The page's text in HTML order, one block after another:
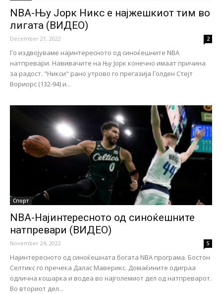
NBA-Њу Јорк Никс е најжешкиот тим во
лигата (ВИДЕО)
December 21, 2022 2
Го издвојуваме најинтересното од синоќешните NBA
натпревари. Навивачите на Њу Јорк конечно имаат причина
за радост. "Никси" рано утрово го прегазија Голден Стејт
Вориорс (132-94) и...
Спорт
NBA-Најинтересното од синоќешните
натпревари (ВИДЕО)
November 24, 2022 5
Најинтересното од синоќешната богата NBA програма. Бостон
Селтикс го пречека Далас Маверикс. Домаќините одиграа
одлична кошарка и водеа во најголемиот дел од натпреварот.
Во вториот дел...